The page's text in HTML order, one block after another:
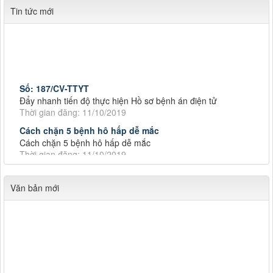
Tin tức mới
Đẩy nhanh tiến độ thực hiện Hồ sơ bệnh án điện tử
Thời gian đăng: 11/10/2019
Cách chặn 5 bệnh hô hấp dễ mắc
Thời gian đăng: 11/10/2019
Tiếp tục tăng cường công tác lãnh, chỉ đạo phòng,
Tiếp tục tăng cường công tác lãnh, chỉ đạo phòng, chống
dịch tả lợn châu Phi
Thời gian đăng: 11/10/2019
Văn bản mới